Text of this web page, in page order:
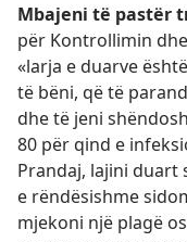
Mbajeni të pastër
për Kontrollimin
«larja e duarve
të bëni, që të
dhe të jeni
80 për qind e
Prandaj, lajini duart
e rëndësishme
mjekoni një plagë